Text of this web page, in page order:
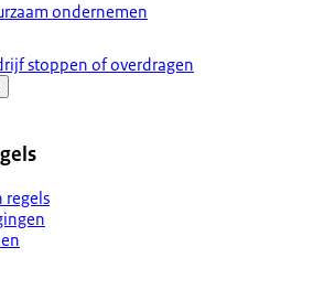
ondernemen
stoppen of overdragen
regels